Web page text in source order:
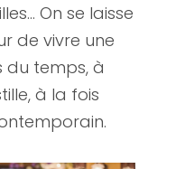
On se laisse
de vivre une
du temps, à
à la fois